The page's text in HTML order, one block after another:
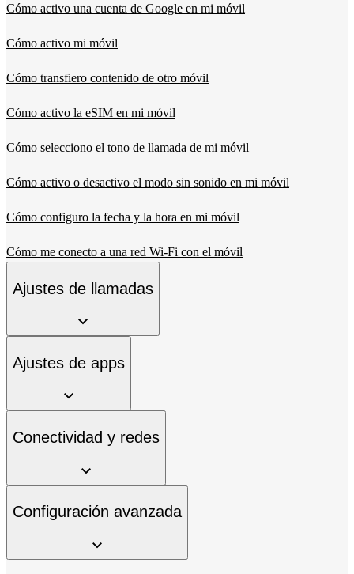
Cómo activo una cuenta de Google en mi móvil
Cómo activo mi móvil
Cómo transfiero contenido de otro móvil
Cómo activo la eSIM en mi móvil
Cómo selecciono el tono de llamada de mi móvil
Cómo activo o desactivo el modo sin sonido en mi móvil
Cómo configuro la fecha y la hora en mi móvil
Cómo me conecto a una red Wi-Fi con el móvil
Ajustes de llamadas
Ajustes de apps
Conectividad y redes
Configuración avanzada